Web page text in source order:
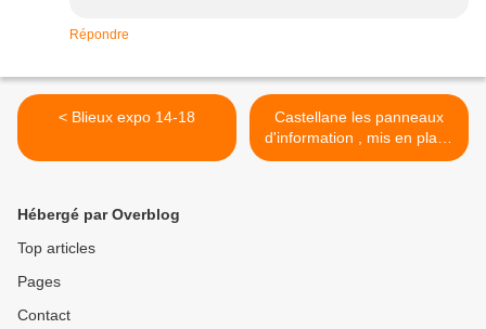
Répondre
< Blieux expo 14-18
Castellane les panneaux
d'information , mis en place
>
Hébergé par Overblog
Top articles
Pages
Contact